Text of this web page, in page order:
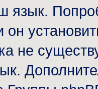
язык.
не